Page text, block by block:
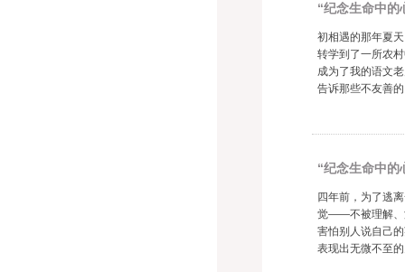
“纪念生命中的
初相遇的那年夏
转学到了一所农
成为了我的语文
告诉那些不友善
“纪念生命中的
四年前，为了逃
觉——不被理解、
害怕别人说自己
表现出无微不至